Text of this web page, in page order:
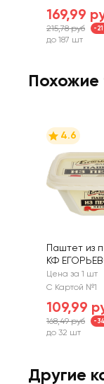
169,99
215,78 руб -
до 187 шт
Похожие
4.6
Паштет из
КФ
Цена за 1 шт
С Картой №1
109,99
168,49 руб -
до 32 шт
Другие